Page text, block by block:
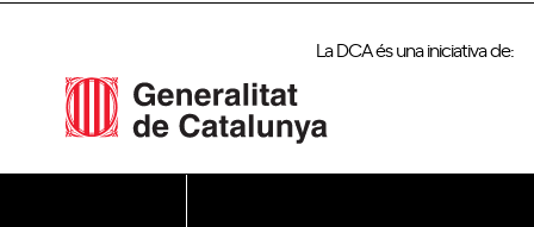
La DCA és una iniciativa de: